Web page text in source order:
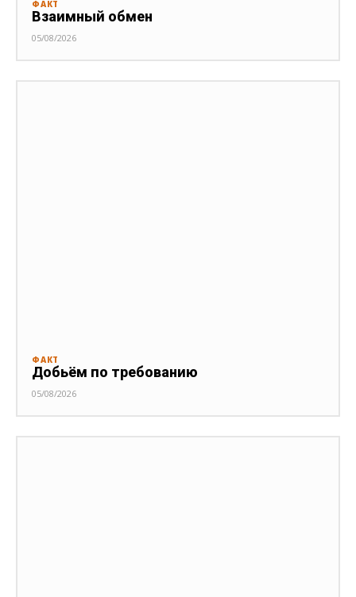
ФАКТ
Взаимный обмен
05/08/2026
ФАКТ
Добьём по требованию
05/08/2026